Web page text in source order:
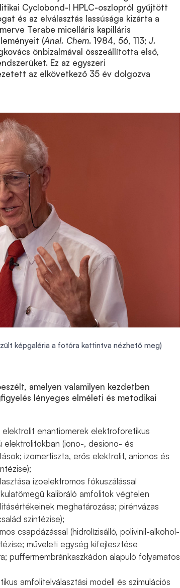
Cyclobond-I HPLC-oszlopról gyűjtött
és az elválasztás lassúsága kizárta a
Terabe micelláris kapilláris
(Anal. Chem. 1984, 56, 113; J.
önbizalmával összeállította első,
Ez az egyszeri
az elkövetkező 35 év dolgozva
képgaléria a fotóra kattintva nézhető meg)
amelyen valamilyen kezdetben
lényeges elméleti és metodikai
enantiomerek elektroforetikus
elektrolitokban (iono-, desiono- és
izomertiszta, erős elektrolit, anionos és
izoelektromos fókuszálással
kalibráló amfolitok végtelen
meghatározása; pirénvázas
szintézise);
csapdázással (hidrolízisálló, polivinil-alkohol-
műveleti egység kifejlesztése
puffermembránkaszkádon alapuló folyamatos
amfolitelválasztási modell és szimulációs